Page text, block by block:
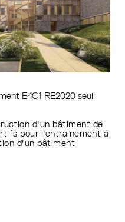
E4C1 RE2020 seuil
d'un bâtiment de
pour l'entrainement à
d'un bâtiment